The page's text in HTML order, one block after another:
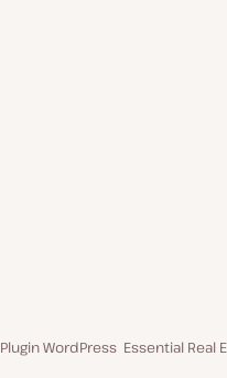
Plugin WordPress Essential Real